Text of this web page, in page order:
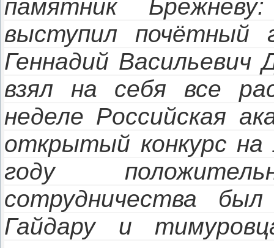
памятник
выступил почётный
Геннадий
взял на себя все
неделе Российская
открытый конкурс
году
сотрудничества
Гайдару и